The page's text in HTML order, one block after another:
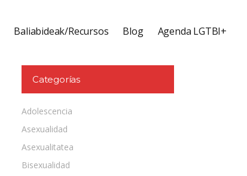
Baliabideak/Recursos Blog Agenda LGTBI+
Categorías
Adolescencia
Asexualidad
Asexualitatea
Bisexualidad